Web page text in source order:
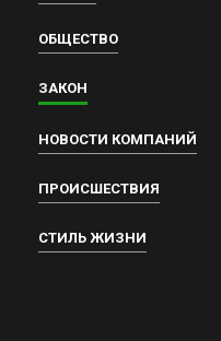
ОБЩЕСТВО
ЗАКОН
НОВОСТИ КОМПАНИЙ
ПРОИСШЕСТВИЯ
СТИЛЬ ЖИЗНИ